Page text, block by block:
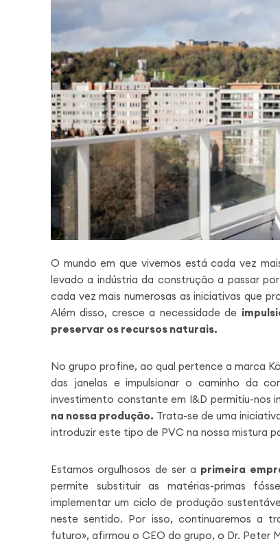
O mundo em que vivemos está cada vez
levado a indústria da construção a passar
cada vez mais numerosas as iniciativas que
Além disso, cresce a necessidade de
preservar os recursos naturais.
No grupo profine, ao qual pertence a marca
das janelas e impulsionar o caminho da
investimento constante em I&D permitiu-nos
na nossa produção. Trata-se de uma
introduzir este tipo de PVC na nossa mistura
Estamos orgulhosos de ser a primeira
permite substituir as matérias-primas
implementar um ciclo de produção
neste sentido. Por isso, continuaremos a
futuro», afirmou o CEO do grupo, o Dr. Peter